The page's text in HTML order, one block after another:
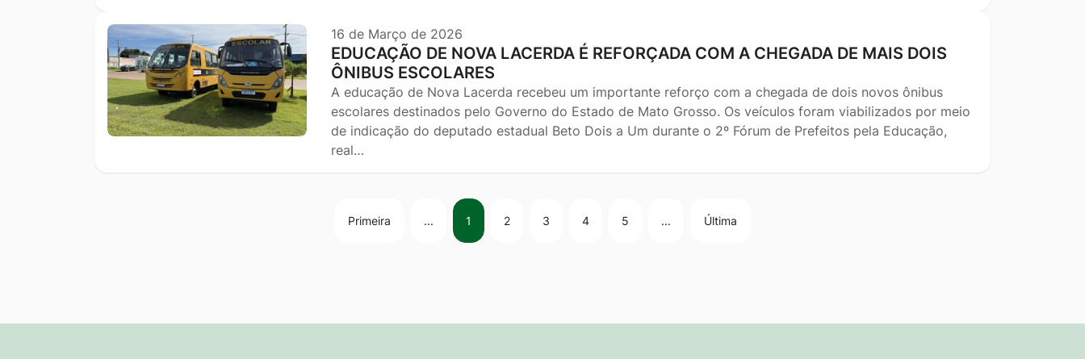
16 de Março de 2026
EDUCAÇÃO DE NOVA LACERDA É REFORÇADA COM A CHEGADA DE MAIS DOIS
ÔNIBUS ESCOLARES
A educação de Nova Lacerda recebeu um importante reforço com a chegada de dois novos ônibus
escolares destinados pelo Governo do Estado de Mato Grosso. Os veículos foram viabilizados por meio
de indicação do deputado estadual Beto Dois a Um durante o 2º Fórum de Prefeitos pela Educação,
real…
Primeira ... 1 2 3 4 5 ... Última